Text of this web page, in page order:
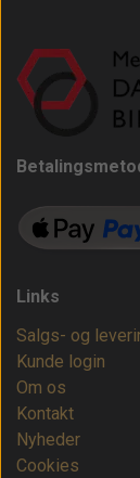
Links
Salgs- og
Kunde login
Om os
Kontakt
Nyheder
Cookies